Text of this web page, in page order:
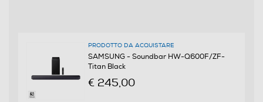
Dolby ATMOS (*Dolby ATMOS Music) Dolby TrueHD
Dolby Digital Plus Dolby 5.1ch
Dolby THX
PRODOTTO DA ACQUISTARE
SAMSUNG - Soundbar HW-Q600F/ZF-
Titan Black
€ 245,00